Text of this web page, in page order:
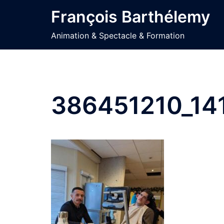
François Barthélemy
Animation & Spectacle & Formation